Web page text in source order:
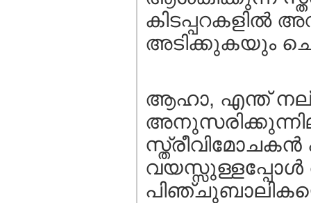
കിടപ്പറകളില്‍
അടിക്കുകയും
ആഹാ, എന്ത്
പിഞ്ചുബാലികയെ